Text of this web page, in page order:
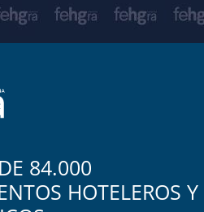
84.000
HOTELEROS Y